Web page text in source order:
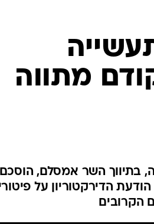
המייל האדום
התעשייה
מתווה
בתיווך השר אמסלם,
הדירקטוריון על
הקרובים